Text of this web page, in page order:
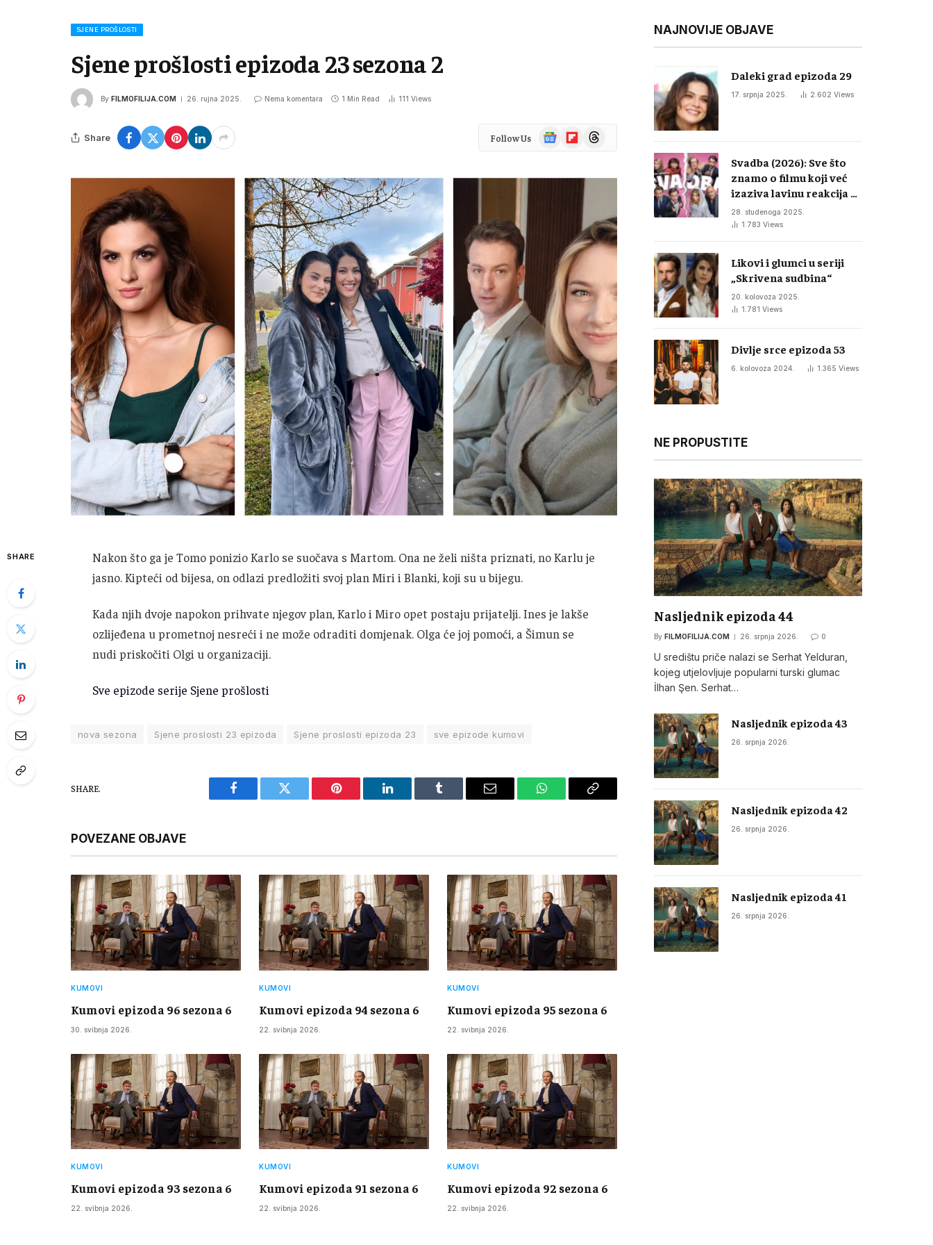
SJENE PROŠLOSTI
Sjene prošlosti epizoda 23 sezona 2
By FILMOFILIJA.COM 26. rujna 2025. Nema komentara 1 Min Read 111 Views
Share Follow Us
Google
News
FlipboardThreads
SHARE
Nakon što ga je Tomo ponizio Karlo se suočava s Martom. Ona ne želi ništa priznati, no Karlu je
jasno. Kipteći od bijesa, on odlazi predložiti svoj plan Miri i Blanki, koji su u bijegu.
Kada njih dvoje napokon prihvate njegov plan, Karlo i Miro opet postaju prijatelji. Ines je lakše
ozlijeđena u prometnoj nesreći i ne može odraditi domjenak. Olga će joj pomoći, a Šimun se
nudi priskočiti Olgi u organizaciji.
Sve epizode serije Sjene prošlosti
nova sezona Sjene proslosti 23 epizoda Sjene proslosti epizoda 23 sve epizode kumovi
SHARE.
Facebook Twitter Pinterest LinkedIn Tumblr Email WhatsAppCopy
POVEZANE OBJAVE
KUMOVI
Kumovi epizoda 96 sezona 6
30. svibnja 2026.
KUMOVI
Kumovi epizoda 94 sezona 6
22. svibnja 2026.
KUMOVI
Kumovi epizoda 95 sezona 6
22. svibnja 2026.
KUMOVI
Kumovi epizoda 93 sezona 6
22. svibnja 2026.
KUMOVI
Kumovi epizoda 91 sezona 6
22. svibnja 2026.
KUMOVI
Kumovi epizoda 92 sezona 6
22. svibnja 2026.
NAJNOVIJE OBJAVE
Daleki grad epizoda 29
17. srpnja 2025. 2.602 Views
Svadba (2026): Sve što
znamo o filmu koji već
izaziva lavinu reakcija u
regiji
28. studenoga 2025.
1.783 Views
Likovi i glumci u seriji
„Skrivena sudbina“
20. kolovoza 2025.
1.781 Views
Divlje srce epizoda 53
6. kolovoza 2024. 1.365 Views
NE PROPUSTITE
Nasljednik epizoda 44
By FILMOFILIJA.COM 26. srpnja 2026. 0
U središtu priče nalazi se Serhat Yelduran,
kojeg utjelovljuje popularni turski glumac
İlhan Şen. Serhat…
Nasljednik epizoda 43
26. srpnja 2026.
Nasljednik epizoda 42
26. srpnja 2026.
Nasljednik epizoda 41
26. srpnja 2026.